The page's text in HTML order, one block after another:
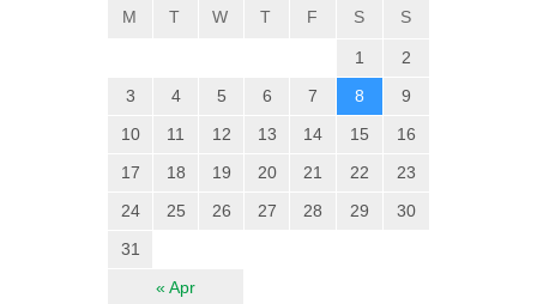
M T W T F S S
« Apr
1
2
3
4 5 6 7 8
9
10
11 12 13 14 15
16
17
18 19 20 21 22
23
24
25 26 27 28 29
30
31